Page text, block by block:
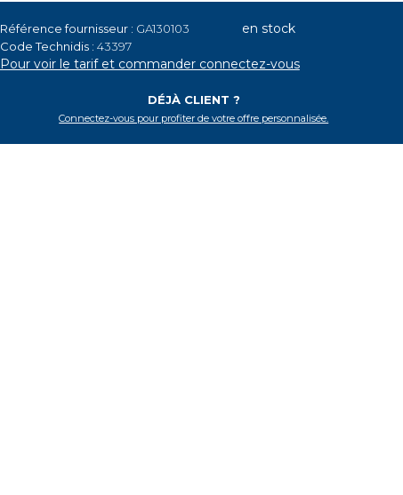
Référence fournisseur : GA130103
Code Technidis : 43397
en stock
Pour voir le tarif et commander connectez-vous
DÉJÀ CLIENT ?
Connectez-vous pour profiter de votre offre personnalisée.